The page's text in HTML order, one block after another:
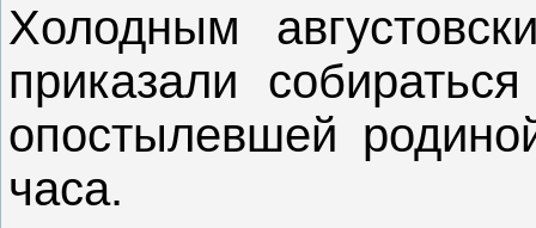
Холодным
приказали
опостылевшей
часа.